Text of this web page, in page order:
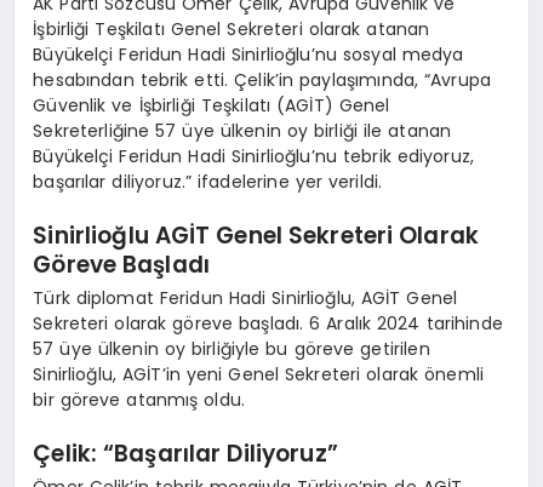
İşbirliği Teşkilatı Genel Sekreteri olarak atanan
Büyükelçi Feridun Hadi Sinirlioğlu’nu sosyal medya
hesabından tebrik etti. Çelik’in paylaşımında, “Avrupa
Güvenlik ve İşbirliği Teşkilatı (AGİT) Genel
Sekreterliğine 57 üye ülkenin oy birliği ile atanan
Büyükelçi Feridun Hadi Sinirlioğlu’nu tebrik ediyoruz,
başarılar diliyoruz.” ifadelerine yer verildi.
Sinirlioğlu AGİT Genel Sekreteri Olarak
Göreve Başladı
Türk diplomat Feridun Hadi Sinirlioğlu, AGİT Genel
Sekreteri olarak göreve başladı. 6 Aralık 2024 tarihinde
57 üye ülkenin oy birliğiyle bu göreve getirilen
Sinirlioğlu, AGİT’in yeni Genel Sekreteri olarak önemli
bir göreve atanmış oldu.
Çelik: “Başarılar Diliyoruz”